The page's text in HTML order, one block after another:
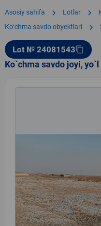
Asosiy sahifa chevron_right Lotlar chevron_right
Koʻchma savdo obyektlari chevron_right
Lot № 24081543content_copy
Ko`chma savdo joyi,